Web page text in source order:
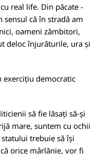
real life. Din păcate -
sensul că în stradă am
oameni zâmbitori,
deloc înjurăturile, ura și
exercițiu democratic
să fie lăsați să-și
mare, suntem cu ochii
trebuie să își
orice mârlănie, vor fi